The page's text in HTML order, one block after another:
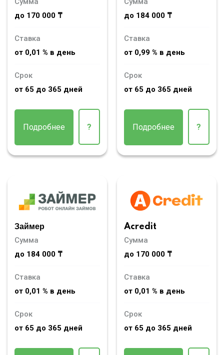
до 170 000 ₸
Ставка
от 0,01 % в день
Срок
от 65 до 365 дней
Подробнее ?
до 184 000 ₸
Ставка
от 0,99 % в день
Срок
от 65 до 365 дней
Подробнее ?
Займер
Сумма
до 184 000 ₸
Ставка
от 0,01 % в день
Срок
от 65 до 365 дней
Acredit
Сумма
до 170 000 ₸
Ставка
от 0,01 % в день
Срок
от 65 до 365 дней